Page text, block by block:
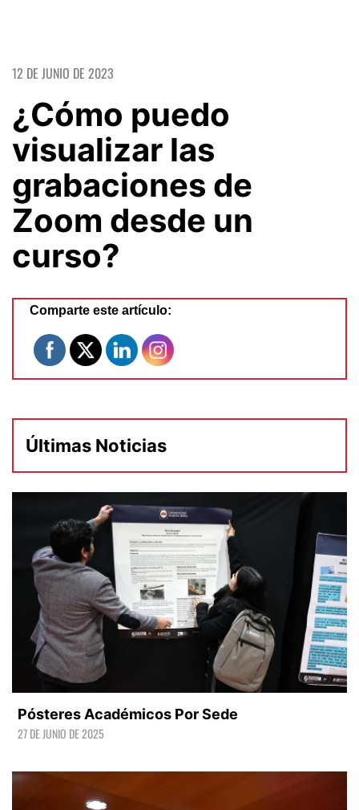
12 DE JUNIO DE 2023
¿Cómo puedo
visualizar las
grabaciones de
Zoom desde un
curso?
Comparte este artículo:
Últimas Noticias
Pósteres Académicos Por Sede
27 DE JUNIO DE 2025